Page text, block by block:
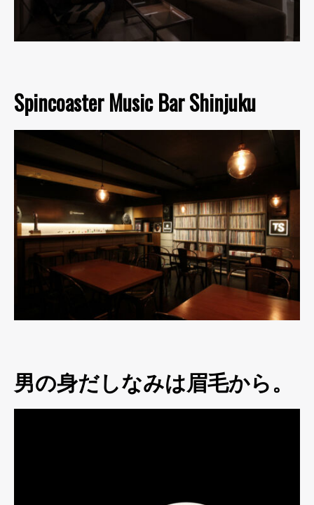
Spincoaster Music Bar Shinjuku
男の身だしなみは眉毛から。